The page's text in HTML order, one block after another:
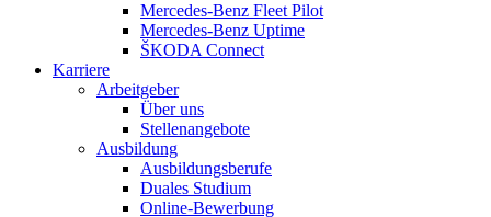
Mercedes-Benz Fleet Pilot
Mercedes-Benz Uptime
ŠKODA Connect
Karriere
Arbeitgeber
Über uns
Stellenangebote
Ausbildung
Ausbildungsberufe
Duales Studium
Online-Bewerbung